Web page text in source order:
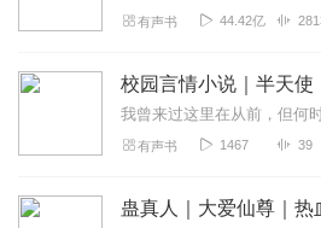
有声书 44.42亿
校园言情小说｜半天使
有声书 1467 39